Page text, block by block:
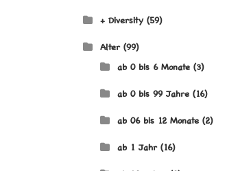
+ Diversity (59)
Alter (99)
ab 0 bis 6 Monate (3)
ab 0 bis 99 Jahre (16)
ab 06 bis 12 Monate (2)
ab 1 Jahr (16)